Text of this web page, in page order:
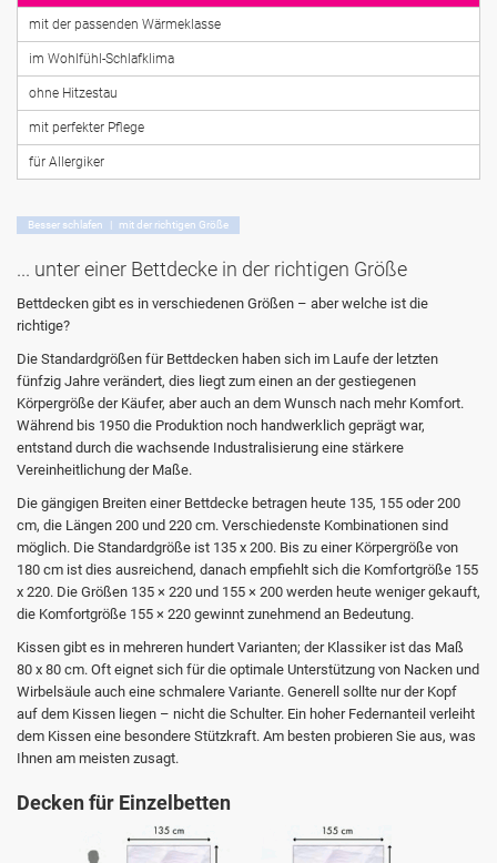
mit der passenden Wärmeklasse
im Wohlfühl-Schlafklima
ohne Hitzestau
mit perfekter Pflege
für Allergiker
Besser schlafen | mit der richtigen Größe
... unter einer Bettdecke in der richtigen Größe
Bettdecken gibt es in verschiedenen Größen – aber welche ist die
richtige?
Die Standardgrößen für Bettdecken haben sich im Laufe der letzten
fünfzig Jahre verändert, dies liegt zum einen an der gestiegenen
Körpergröße der Käufer, aber auch an dem Wunsch nach mehr Komfort.
Während bis 1950 die Produktion noch handwerklich geprägt war,
entstand durch die wachsende Industralisierung eine stärkere
Vereinheitlichung der Maße.
Die gängigen Breiten einer Bettdecke betragen heute 135, 155 oder 200
cm, die Längen 200 und 220 cm. Verschiedenste Kombinationen sind
möglich. Die Standardgröße ist 135 x 200. Bis zu einer Körpergröße von
180 cm ist dies ausreichend, danach empfiehlt sich die Komfortgröße 155
x 220. Die Größen 135 × 220 und 155 × 200 werden heute weniger gekauft,
die Komfortgröße 155 × 220 gewinnt zunehmend an Bedeutung.
Kissen gibt es in mehreren hundert Varianten; der Klassiker ist das Maß
80 x 80 cm. Oft eignet sich für die optimale Unterstützung von Nacken und
Wirbelsäule auch eine schmalere Variante. Generell sollte nur der Kopf
auf dem Kissen liegen – nicht die Schulter. Ein hoher Federnanteil verleiht
dem Kissen eine besondere Stützkraft. Am besten probieren Sie aus, was
Ihnen am meisten zusagt.
Decken für Einzelbetten